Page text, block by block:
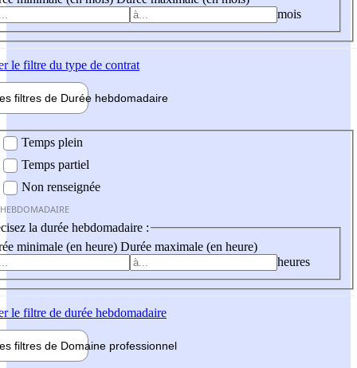
mois
le filtre du type de contrat
filtres de Durée hebdomadaire
Temps plein
Temps partiel
Non renseignée
la durée hebdomadaire :
minimale (en heure) Durée maximale (en heure)
heures
le filtre de durée hebdomadaire
filtres de Domaine professionnel